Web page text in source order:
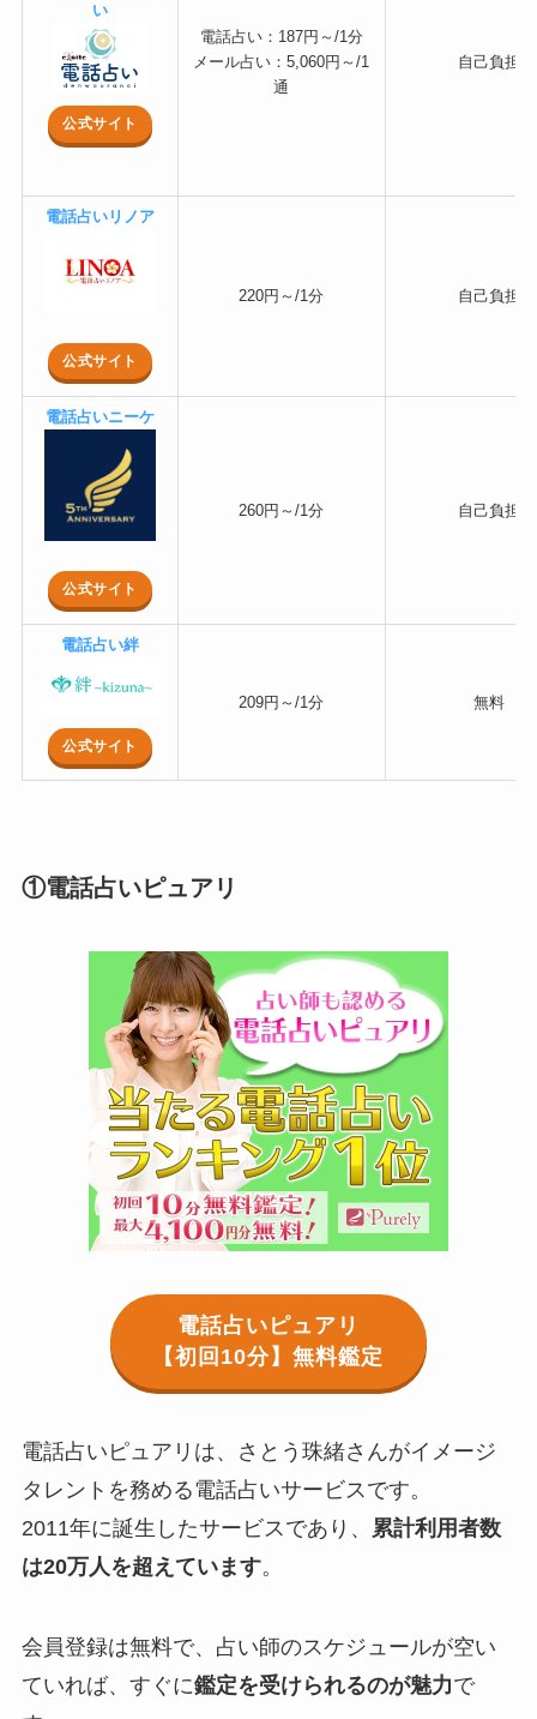
い
公式サイト
電話占い：187円～/1分
メール占い：5,060円～/1
通
自己負担
電話占いリノア
公式サイト
220円～/1分 自己負担
電話占いニーケ
公式サイト
260円～/1分 自己負担
電話占い絆
公式サイト
209円～/1分 無料
①電話占いピュアリ
電話占いピュアリ
【初回10分】無料鑑定
電話占いピュアリは、さとう珠緒さんがイメージ
タレントを務める電話占いサービスです。
2011年に誕生したサービスであり、
累計利用者数
は20万人を超えています。
会員登録は無料で、占い師のスケジュールが空い
ていれば、すぐに鑑定を受けられるのが魅力で